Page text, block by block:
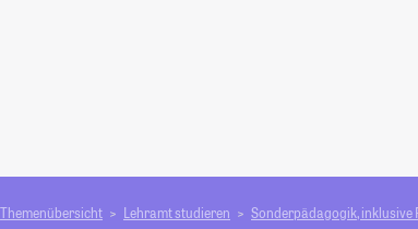
Themenübersicht Lehramt studieren Sonderpädagogik, inklusive